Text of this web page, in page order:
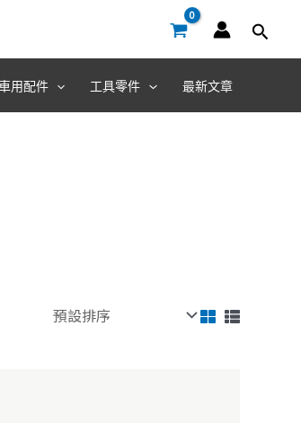
車用配件 工具零件 最新文章